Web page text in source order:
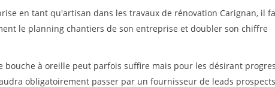
en tant qu'artisan dans les travaux de rénovation Carignan, il
le planning chantiers de son entreprise et doubler son chiffre
bouche à oreille peut parfois suffire mais pour les désirant
obligatoirement passer par un fournisseur de leads